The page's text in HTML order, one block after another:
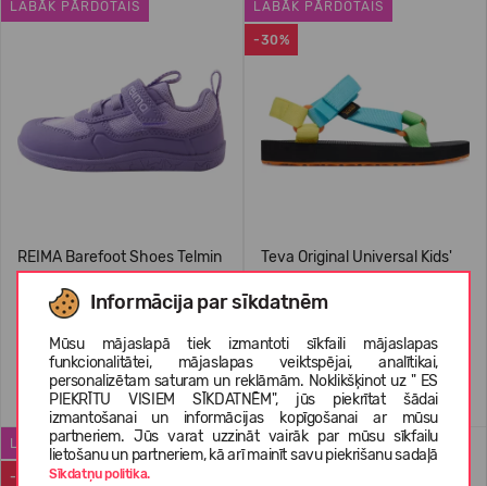
Informācija par sīkdatnēm
Mūsu mājaslapā tiek izmantoti sīkfaili mājaslapas
funkcionalitātei, mājaslapas veiktspējai, analītikai,
personalizētam saturam un reklāmām. Noklikšķinot uz " ES
PIEKRĪTU VISIEM SĪKDATNĒM", jūs piekrītat šādai
izmantošanai un informācijas kopīgošanai ar mūsu
partneriem. Jūs varat uzzināt vairāk par mūsu sīkfailu
lietošanu un partneriem, kā arī mainīt savu piekrišanu sadaļā
Sīkdatņu politika.
LABĀK PĀRDOTAIS
REIMA Barefoot Shoes Telmin
Kids' 5400175A
74,95 €
+2
-30%
LABĀK PĀRDOTAIS
Teva Original Universal Kids'
34,99 €
+1
-50%
LABĀK PĀRDOTAIS WATERPROOF